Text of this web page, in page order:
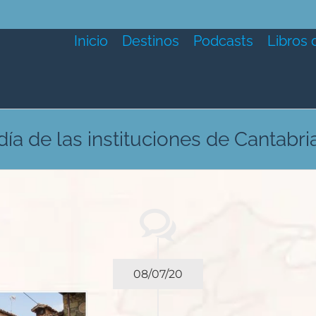
Inicio Destinos Podcasts Libros
de las instituciones de
08/07/20